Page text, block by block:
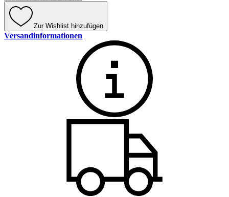
Zur Wishlist hinzufügen
Versandinformationen